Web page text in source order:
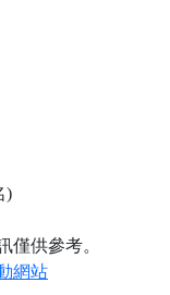
)
僅供參考。
網站